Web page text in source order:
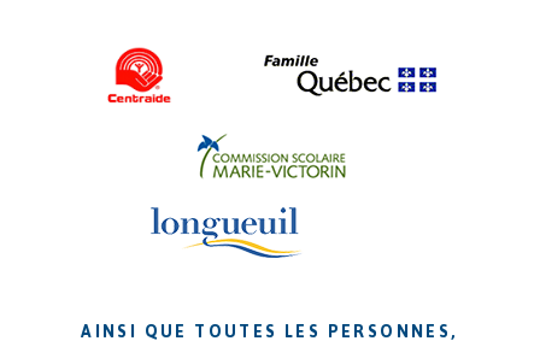
AINSI QUE TOUTES LES PERSONNES,